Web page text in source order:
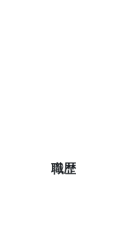
職歴